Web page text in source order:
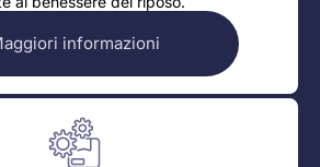
informazioni